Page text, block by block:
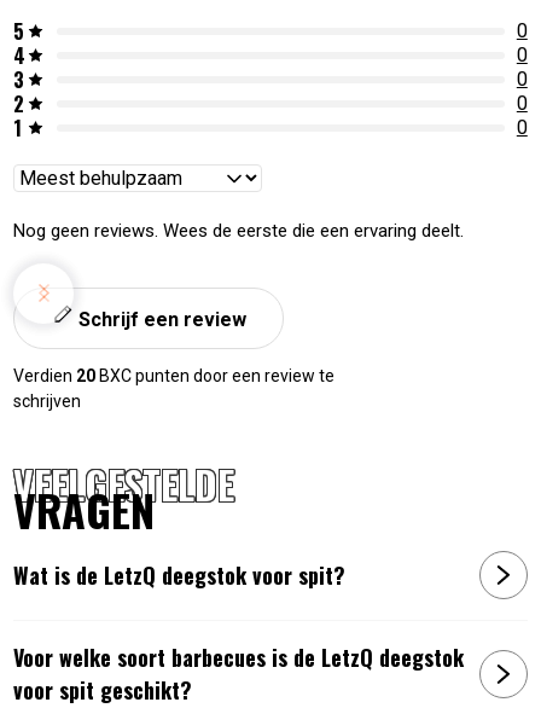
5 0
4 0
3 0
2 0
1 0
Reviews
Nog geen reviews. Wees de eerste die een ervaring deelt.
Schrijf een review
Verdien 20 BXC punten door een review te
schrijven
VEELGESTELDE
VRAGEN
Wat is de LetzQ deegstok voor spit?
Voor welke soort barbecues is de LetzQ deegstok
voor spit geschikt?